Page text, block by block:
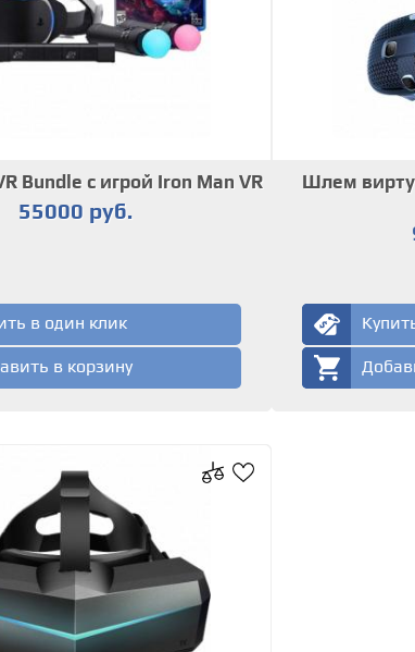
Bundle с игрой Iron Man VR
55000 руб.
в один клик
в корзину
Шлем